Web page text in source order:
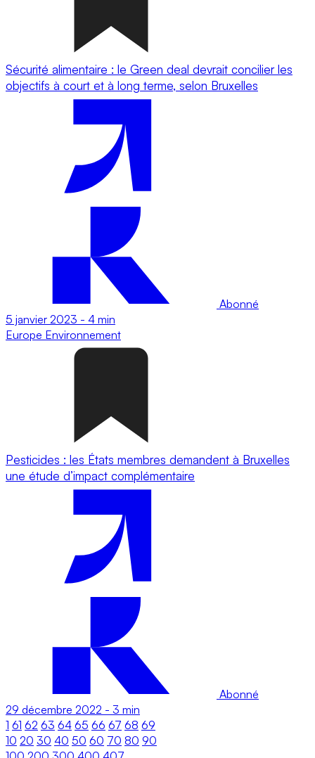
Sécurité alimentaire : le Green deal devrait concilier les
objectifs à court et à long terme, selon Bruxelles
Abonné
5 janvier 2023 - 4 min
Europe Environnement
Pesticides : les États membres demandent à Bruxelles
une étude d’impact complémentaire
Abonné
29 décembre 2022 - 3 min
1 61 62 63 64 65 66 67 68 69
10 20 30 40 50 60 70 80 90